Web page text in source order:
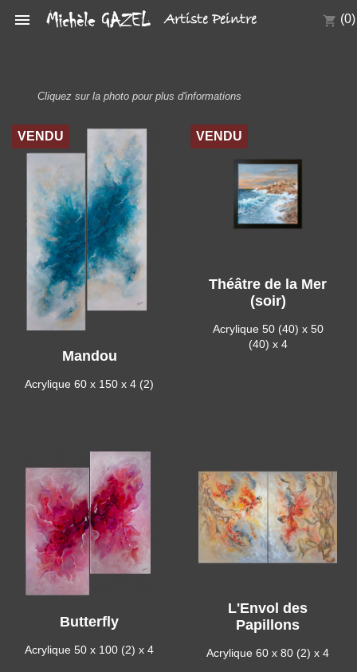
 shopping_cart (0)
Artiste Peintre
Cliquez sur la photo pour plus d'informations
Mandou
Acrylique 60 x 150 x 4 (2)
VENDU
Théâtre de la Mer
(soir)
Acrylique 50 (40) x 50
(40) x 4
VENDU
Butterfly
Acrylique 50 x 100 (2) x 4
L'Envol des
Papillons
Acrylique 60 x 80 (2) x 4